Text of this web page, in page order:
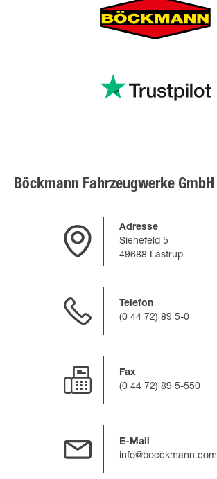
Böckmann Fahrzeugwerke GmbH
Adresse
Siehefeld 5
49688 Lastrup
Telefon
(0 44 72) 89 5-0
Fax
(0 44 72) 89 5-550
E-Mail
info@boeckmann.com